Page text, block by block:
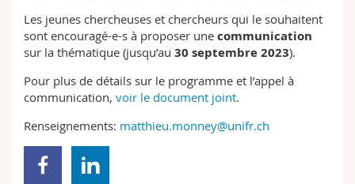
Les jeunes chercheuses et chercheurs qui le souhaitent
sont encouragé-e-s à proposer une communication
sur la thématique (jusqu’au 30 septembre 2023).
Pour plus de détails sur le programme et l’appel à
communication, voir le document joint.
Renseignements: matthieu.monney@unifr.ch